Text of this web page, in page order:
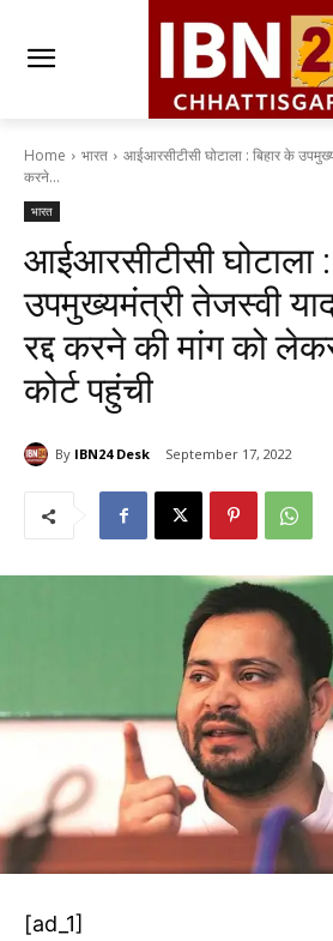
Home भारत
आईआरसीटीसी घोटाला : बिहार के
करने...
भारत
आईआरसीटीसी घोटाला :
उपमुख्यमंत्री तेजस्वी
रद्द करने की मांग को
कोर्ट पहुंची
By IBN24 Desk September 17, 2022
[ad_1]